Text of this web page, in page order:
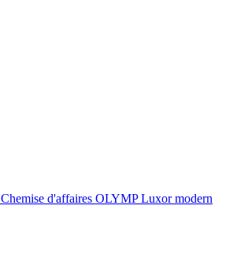
Chemise d'affaires OLYMP Luxor modern